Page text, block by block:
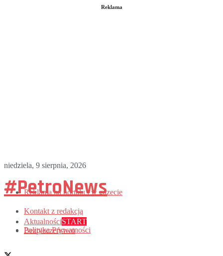
Reklama
niedziela, 9 sierpnia, 2026
Reklama na portalu i w gazecie
Kontakt z redakcją
Polityka Prywatności
#PetroNews
AktualnościSTART
Bezpieczeństwo